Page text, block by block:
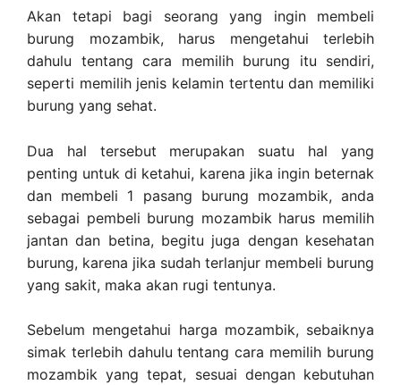
Akan tetapi bagi seorang yang ingin membeli
burung mozambik, harus mengetahui terlebih
dahulu tentang cara memilih burung itu sendiri,
seperti memilih jenis kelamin tertentu dan memiliki
burung yang sehat.
Dua hal tersebut merupakan suatu hal yang
penting untuk di ketahui, karena jika ingin beternak
dan membeli 1 pasang burung mozambik, anda
sebagai pembeli burung mozambik harus memilih
jantan dan betina, begitu juga dengan kesehatan
burung, karena jika sudah terlanjur membeli burung
yang sakit, maka akan rugi tentunya.
Sebelum mengetahui harga mozambik, sebaiknya
simak terlebih dahulu tentang cara memilih burung
mozambik yang tepat, sesuai dengan kebutuhan